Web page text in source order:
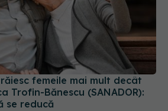
Trofin-Bănescu (SANADOR):
reducă